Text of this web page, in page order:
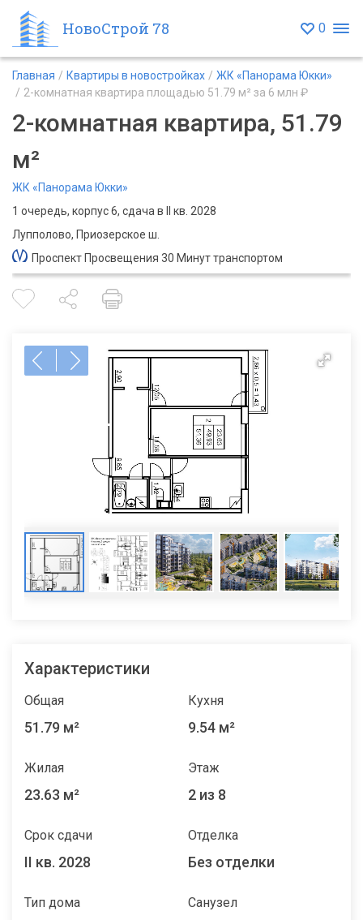
НовоСтрой 78 0
Главная Квартиры в новостройках
ЖК «Панорама Юкки»
2-комнатная квартира площадью 51.79 м² за 6 млн ₽
2-комнатная квартира, 51.79
м²
ЖК «Панорама Юкки»
1 очередь, корпус 6, сдача в II кв. 2028
Лупполово, Приозерское ш.
Проспект Просвещения 30 Минут транспортом
Характеристики
Общая
51.79 м²
Кухня
9.54 м²
Жилая
23.63 м²
Этаж
2 из 8
Срок сдачи
II кв. 2028
Отделка
Без отделки
Тип дома Санузел